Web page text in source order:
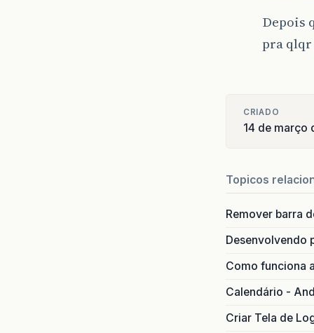
Depois
pra
CRIADO
14 de março
Topicos
Remover barra
Desenvolvendo
Como funciona
Calendário -
Criar Tela de